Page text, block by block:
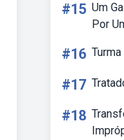
#15 Um
Por
#16
#17
#18